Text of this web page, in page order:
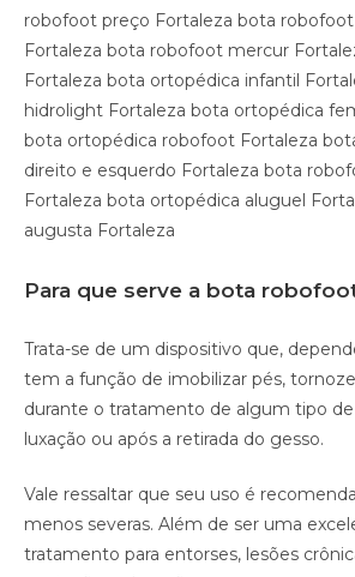
robofoot preço Fortaleza bota
Fortaleza bota robofoot mercur
Fortaleza bota ortopédica infantil
hidrolight Fortaleza bota ortopédica
bota ortopédica robofoot Fortaleza
direito e esquerdo Fortaleza bota
Fortaleza bota ortopédica aluguel
augusta Fortaleza
Para que serve a bota
Trata-se de um dispositivo que,
tem a função de imobilizar pés,
durante o tratamento de algum tipo de
luxação ou após a retirada do gesso.
Vale ressaltar que seu uso é
menos severas. Além de ser uma
tratamento para entorses, lesões